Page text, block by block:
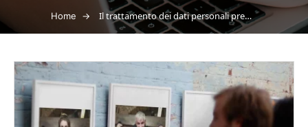
Home → Il trattamento dei dati personali presuppone un consenso “specifico”